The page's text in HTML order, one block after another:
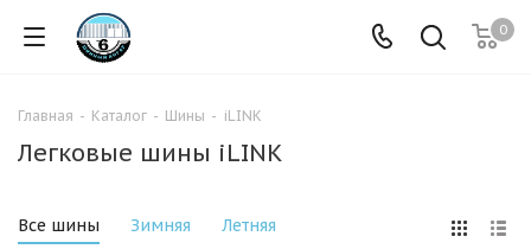
0
Главная - Каталог - Шины - iLINK
Легковые шины iLINK
Все шины Зимняя Летняя